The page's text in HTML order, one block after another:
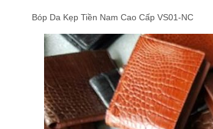
Bóp Da Kẹp Tiền Nam Cao Cấp VS01-NC